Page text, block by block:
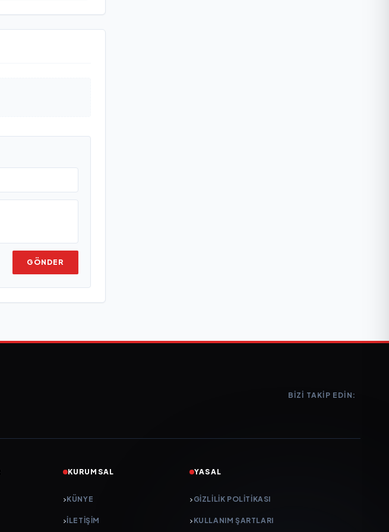
GÖNDER
BIZI TAKIP EDIN:
KURUMSAL
KÜNYE
İLETIŞIM
YASAL
GIZLILIK POLITIKASI
KULLANIM ŞARTLARI